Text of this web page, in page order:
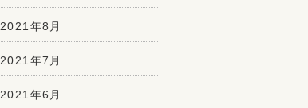
2021年8月
2021年7月
2021年6月